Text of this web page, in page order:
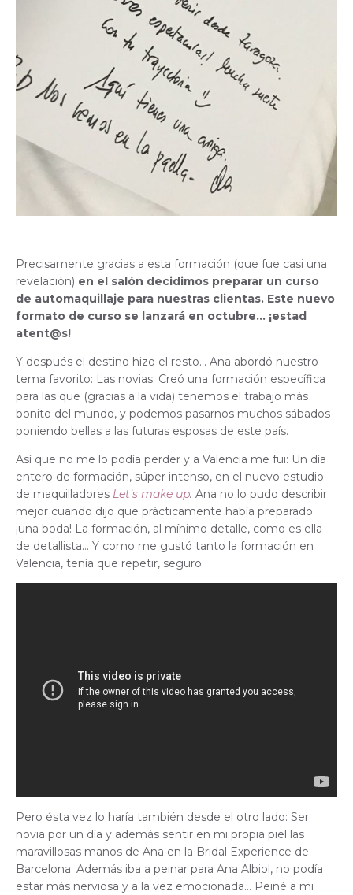
Precisamente gracias a esta formación (que fue casi una
revelación) en el salón decidimos preparar un curso
de automaquillaje para nuestras clientas. Este nuevo
formato de curso se lanzará en octubre… ¡estad
atent@s!
Y después el destino hizo el resto… Ana abordó nuestro
tema favorito: Las novias. Creó una formación específica
para las que (gracias a la vida) tenemos el trabajo más
bonito del mundo, y podemos pasarnos muchos sábados
poniendo bellas a las futuras esposas de este país.
Así que no me lo podía perder y a Valencia me fui: Un día
entero de formación, súper intenso, en el nuevo estudio
de maquilladores Let’s make up. Ana no lo pudo describir
mejor cuando dijo que prácticamente había preparado
¡una boda! La formación, al mínimo detalle, como es ella
de detallista… Y como me gustó tanto la formación en
Valencia, tenía que repetir, seguro.
Pero ésta vez lo haría también desde el otro lado: Ser
novia por un día y además sentir en mi propia piel las
maravillosas manos de Ana en la Bridal Experience de
Barcelona. Además iba a peinar para Ana Albiol, no podía
estar más nerviosa y a la vez emocionada… Peiné a mi